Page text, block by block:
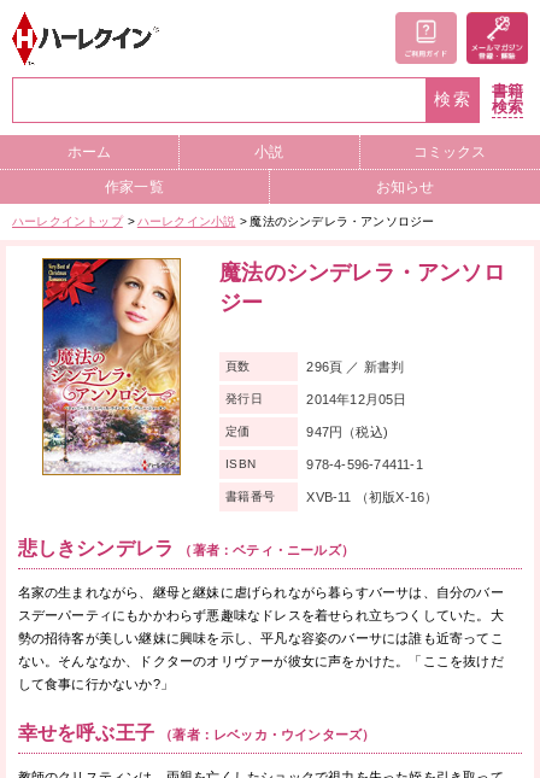
検索
書籍
検索
ホーム 小説 コミックス
作家一覧 お知らせ
ハーレクイントップ ハーレクイン小説 魔法のシンデレラ・アンソロジー
魔法のシンデレラ・アンソロ
ジー
悲しきシンデレラ （著者：ベティ・ニールズ）
名家の生まれながら、継母と継妹に虐げられながら暮らすバーサは、自分のバー
スデーパーティにもかかわらず悪趣味なドレスを着せられ立ちつくしていた。大
勢の招待客が美しい継妹に興味を示し、平凡な容姿のバーサには誰も近寄ってこ
ない。そんななか、ドクターのオリヴァーが彼女に声をかけた。「ここを抜けだ
して食事に行かないか?」
幸せを呼ぶ王子 （著者：レベッカ・ウインターズ）
頁数 296頁 ／ 新書判
発行日 2014年12月05日
定価 947円（税込)
ISBN 978-4-596-74411-1
書籍番号 XVB-11 （初版X-16）